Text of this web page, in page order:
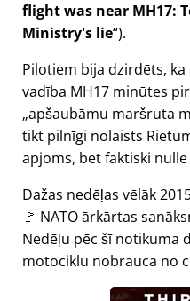
flight was near MH17:
Ministry's lie ).
Pilotiem bija dzirdēts,
vadība MH17 minūtes
apšaubāmu maršruta
tikt pilnīgi nolaists
apjoms, bet faktiski
Dažas nedēļas vēlāk
🚩 NATO ārkārtas
Nedēļu pēc šī notikuma
motociklu nobrauca no